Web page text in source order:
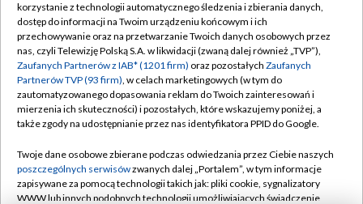
TVP
Abonament TVP
Emisja w TVP
Centrum informacji TVP
Naziemna Telewizja Cyfrowa
Rada Programowa
System NOS
Regulamin TVP
Polityka prywatności
Moje zgody
Pomoc
Kontakt
korzystanie z technologii automatycznego śledzenia i zbierania danych,
dostęp do informacji na Twoim urządzeniu końcowym i ich
przechowywanie oraz na przetwarzanie Twoich danych osobowych przez
nas, czyli Telewizję Polską S.A. w likwidacji (zwaną dalej również „TVP”),
Zaufanych Partnerów z IAB* (1201 firm) oraz pozostałych Zaufanych
Partnerów TVP (93 firm), w celach marketingowych (w tym do
zautomatyzowanego dopasowania reklam do Twoich zainteresowań i
mierzenia ich skuteczności) i pozostałych, które wskazujemy poniżej, a
także zgody na udostępnianie przez nas identyfikatora PPID do Google.
Twoje dane osobowe zbierane podczas odwiedzania przez Ciebie naszych
poszczególnych serwisówzwanych dalej „Portalem”, w tym informacje
zapisywane za pomocą technologii takich jak: pliki cookie, sygnalizatory
WWW lub innych podobnych technologii umożliwiających świadczenie